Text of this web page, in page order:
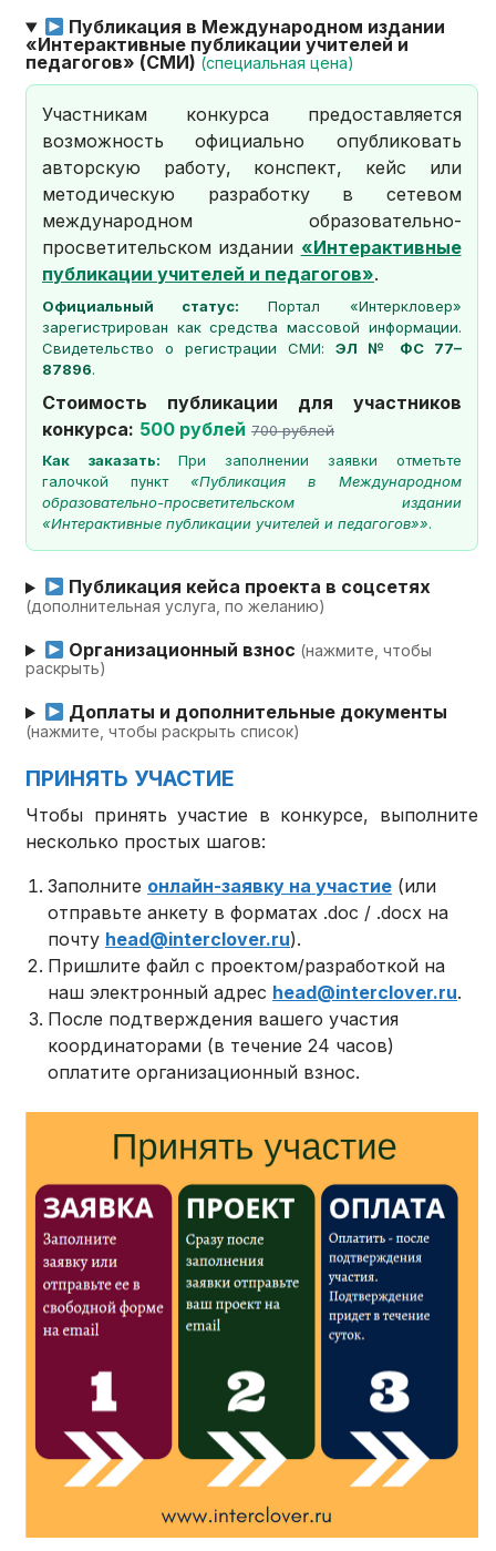
Публикация в Международном издании
«Интерактивные публикации учителей и
педагогов» (СМИ) (специальная цена)
Участникам конкурса предоставляется
возможность официально опубликовать
авторскую работу, конспект, кейс или
методическую разработку в сетевом
международном образовательно-
просветительском издании «Интерактивные
публикации учителей и педагогов».
Официальный статус: Портал «Интеркловер»
зарегистрирован как средства массовой информации.
Свидетельство о регистрации СМИ: ЭЛ № ФС 77–
87896.
Стоимость публикации для участников
конкурса: 500 рублей 700 рублей
Как заказать: При заполнении заявки отметьте
галочкой пункт «Публикация в Международном
образовательно-просветительском издании
«Интерактивные публикации учителей и педагогов»».
Публикация кейса проекта в соцсетях
(дополнительная услуга, по желанию)
Организационный взнос (нажмите, чтобы
раскрыть)
Доплаты и дополнительные документы
(нажмите, чтобы раскрыть список)
ПРИНЯТЬ УЧАСТИЕ
Чтобы принять участие в конкурсе, выполните
несколько простых шагов:
Заполните онлайн-заявку на участие (или
отправьте анкету в форматах .doc / .docx на
почту head@interclover.ru).
Пришлите файл с проектом/разработкой на
наш электронный адрес head@interclover.ru.
После подтверждения вашего участия
координаторами (в течение 24 часов)
оплатите организационный взнос.